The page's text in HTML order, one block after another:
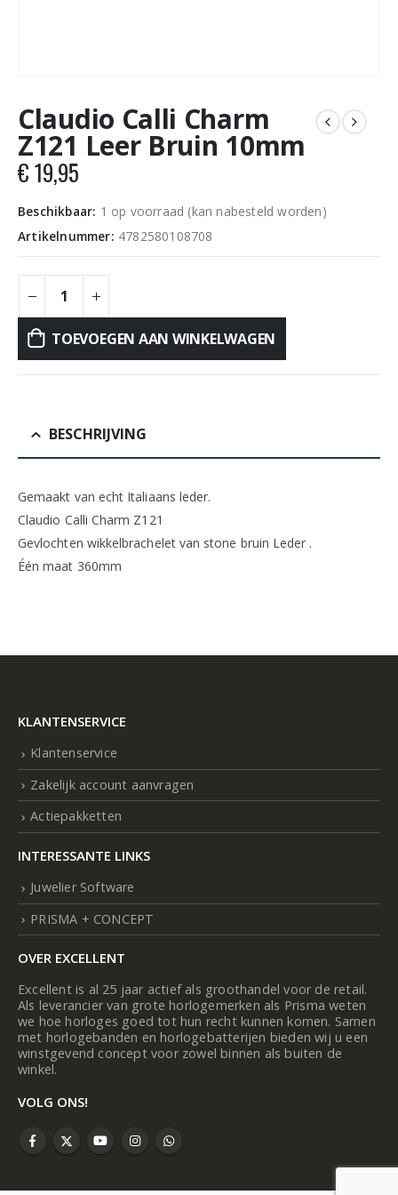
Claudio Calli Charm
Z121 Leer Bruin 10mm
€19,95
Beschikbaar: 1 op voorraad (kan nabesteld worden)
Artikelnummer: 4782580108708
TOEVOEGEN AAN WINKELWAGEN
BESCHRIJVING
Gemaakt van echt Italiaans leder.
Claudio Calli Charm Z121
Gevlochten wikkelbrachelet van stone bruin Leder .
Één maat 360mm
KLANTENSERVICE
Klantenservice
Zakelijk account aanvragen
Actiepakketten
INTERESSANTE LINKS
Juwelier Software
PRISMA + CONCEPT
OVER EXCELLENT
Excellent is al 25 jaar actief als groothandel voor de retail.
Als leverancier van grote horlogemerken als Prisma weten
we hoe horloges goed tot hun recht kunnen komen. Samen
met horlogebanden en horlogebatterijen bieden wij u een
winstgevend concept voor zowel binnen als buiten de
winkel.
VOLG ONS!